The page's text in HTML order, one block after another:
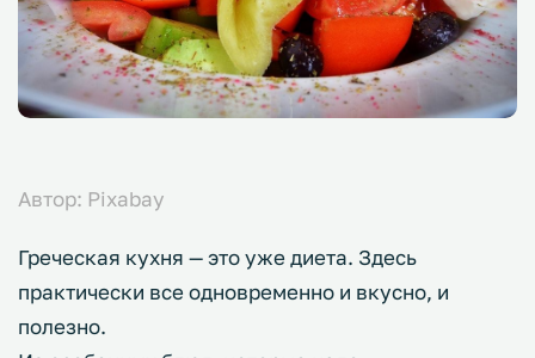
Автор: Pixabay
Греческая кухня — это уже диета. Здесь
практически все одновременно и вкусно, и
полезно.